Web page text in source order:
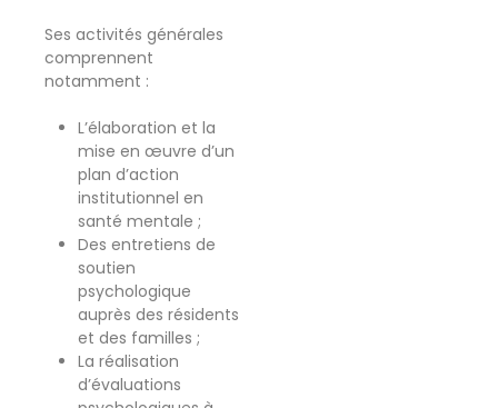
Ses activités générales
comprennent
notamment :
L’élaboration et la
mise en œuvre d’un
plan d’action
institutionnel en
santé mentale ;
Des entretiens de
soutien
psychologique
auprès des résidents
et des familles ;
La réalisation
d’évaluations